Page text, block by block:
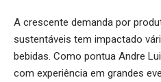
A crescente demanda por
sustentáveis tem impactado
bebidas. Como pontua Andre
com experiência em grandes